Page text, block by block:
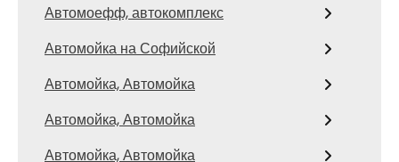
Автомоефф, автокомплекс
Автомойка на Софийской
Автомойка, Автомойка
Автомойка, Автомойка
Автомойка, Автомойка